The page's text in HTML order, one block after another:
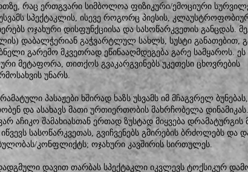
რაც ერთგვარი სიმბოლოა ფიზიკური/ემოციური
სპექტაკლის, ისევე როგორც პიესის,
ოჯახური დისფუნქციისა და სასოწარკვეთის განცდას.
დაბალჭერიან გაჭვარტლულ სახლს, სუსტი განათებით,
გარემო მკვეთრად ეწინააღმდეგება გარე სამყაროს.
მეტაფორა, თითქოს გვაკარგვინებს უკეთესი ცხოვრების
უნარს.
პასაჟები ხშირად ხაზს უსვამს იმ მჩაგვრელ
და ასახავს მათი ურთიერთობის მახრჩობელა
აჩიკო შამახიასთან ერთად ზუსტად მიყვება დრამატურგის
სასოწარკვეთას, გვიჩვენებს გმირების ბრძოლებს და
კონფლიქტს; ოჯახური კავშირის სირთულეს.
დავით თარბას სპექტაკლი იკვლევს ტოქსიკურ